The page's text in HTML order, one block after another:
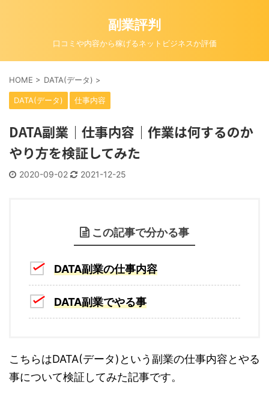
副業評判
口コミや内容から稼げるネットビジネスか評価
HOME > DATA(データ) >
DATA(データ) 仕事内容
DATA副業｜仕事内容｜作業は何するのか
やり方を検証してみた
2020-09-02 2021-12-25
この記事で分かる事
DATA副業の仕事内容
DATA副業でやる事
こちらはDATA(データ)という副業の仕事内容とやる
事について検証してみた記事です。